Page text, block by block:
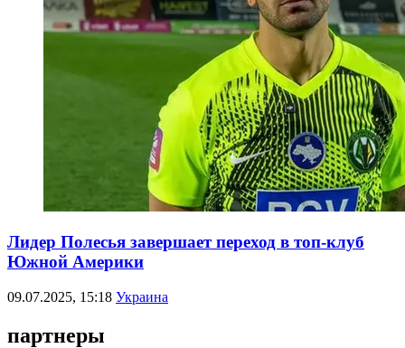
Лидер Полесья завершает переход в топ-клуб
Южной Америки
09.07.2025, 15:18 Украина
партнеры